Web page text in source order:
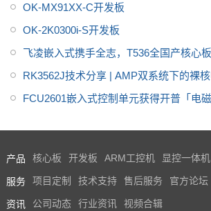
s
OK-MX91XX-C开发板
OK-2K0300i-S开发板
飞凌嵌入式携手全志，T536全国产核心
RK3562J技术分享 | AMP双系统下的裸
FCU2601嵌入式控制单元获得开普「电
产品 核心板 开发板 ARM工控机 显控一体机
服务 项目定制 技术支持 售后服务 官方论坛
资讯 公司动态 行业资讯 视频合辑